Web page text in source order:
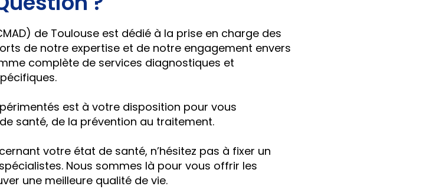
de Toulouse est dédié à la prise en charge des
de notre expertise et de notre engagement envers
complète de services diagnostiques et
est à votre disposition pour vous
santé, de la prévention au traitement.
votre état de santé, n’hésitez pas à fixer un
Nous sommes là pour vous offrir les
une meilleure qualité de vie.